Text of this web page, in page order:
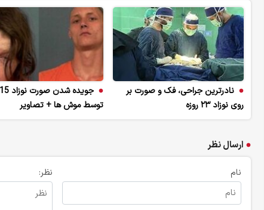
نادرترین جراحی، فک و صورت بر
روی نوزاد ۲۳ روزه
توسط موش ها + تصاویر
ارسال نظر
نام نظر: